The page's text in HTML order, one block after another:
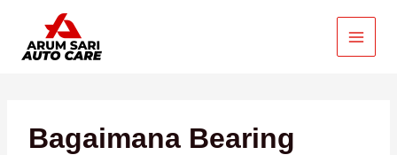
konten
Bagaimana Bearing